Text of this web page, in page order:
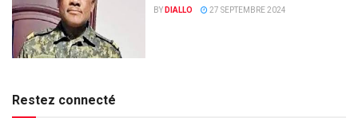
BY DIALLO 27 SEPTEMBRE 2024
Restez connecté